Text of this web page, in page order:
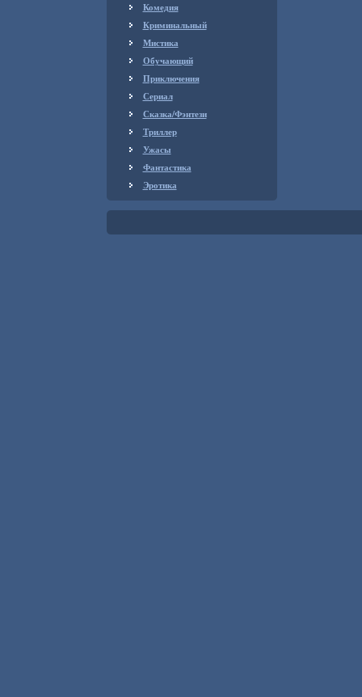
Комедия
Криминальный
Мистика
Обучающий
Приключения
Сериал
Сказка/Фэнтези
Триллер
Ужасы
Фантастика
Эротика